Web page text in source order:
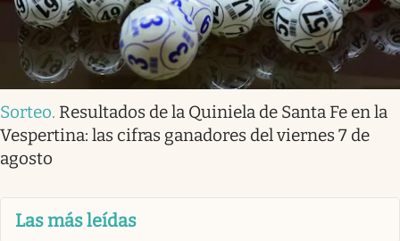
Sorteo. Resultados de la Quiniela de Santa Fe en la
Vespertina: las cifras ganadores del viernes 7 de
agosto
Las más leídas